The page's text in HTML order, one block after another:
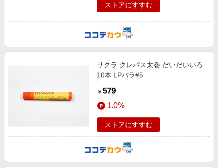
ストアにすすむ
サクラ クレパス太巻 だいだいいろ
10本 LPバラ#5
￥ 579
1.0%
ストアにすすむ